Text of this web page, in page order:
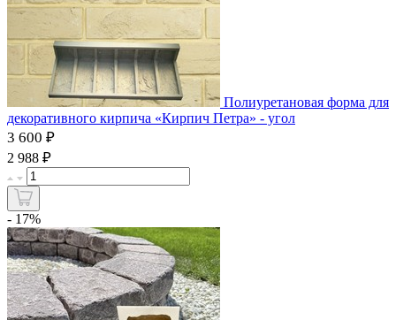
Полиуретановая форма для
декоративного кирпича «Кирпич Петра» - угол
3 600 ₽
2 988 ₽
- 17%